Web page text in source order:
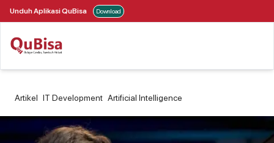
Unduh Aplikasi QuBisa Download
Artikel IT Development Artificial Intelligence